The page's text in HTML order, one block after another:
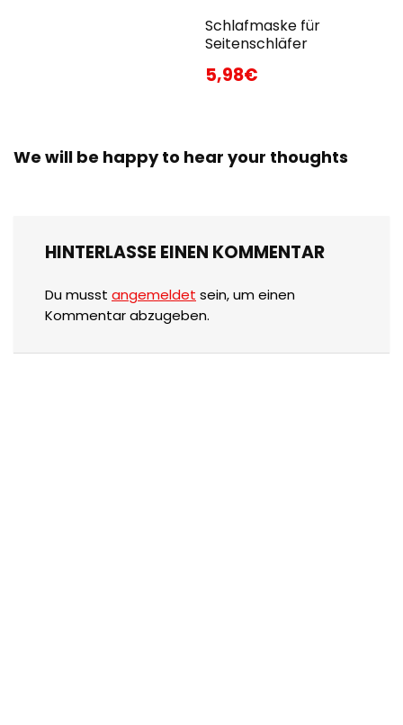
Schlafmaske für
Seitenschläfer
5,98€
We will be happy to hear your thoughts
HINTERLASSE EINEN KOMMENTAR
Du musst angemeldet sein, um einen
Kommentar abzugeben.